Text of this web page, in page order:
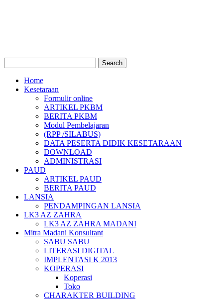
Home
Kesetaraan
Formulir online
ARTIKEL PKBM
BERITA PKBM
Modul Pembelajaran
(RPP /SILABUS)
DATA PESERTA DIDIK KESETARAAN
DOWNLOAD
ADMINISTRASI
PAUD
ARTIKEL PAUD
BERITA PAUD
LANSIA
PENDAMPINGAN LANSIA
LK3 AZ ZAHRA
LK3 AZ ZAHRA MADANI
Mitra Madani Konsultant
SABU SABU
LITERASI DIGITAL
IMPLENTASI K 2013
KOPERASI
Koperasi
Toko
CHARAKTER BUILDING